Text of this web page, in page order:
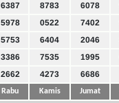
6387 8783 6078
5978 0522 7402
5753 6404 2046
3386 7535 1995
2662 4273 6686
Rabu Kamis Jumat